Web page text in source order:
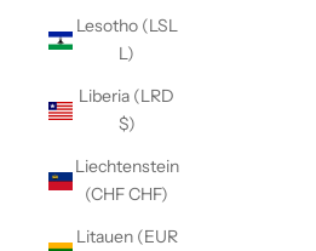
Lesotho (LSL
L)
Liberia (LRD
$)
Liechtenstein
(CHF CHF)
Litauen (EUR